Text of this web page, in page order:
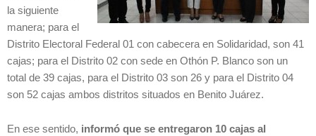
la siguiente
manera; para el
Distrito Electoral Federal 01 con cabecera en Solidaridad, son 41
cajas; para el Distrito 02 con sede en Othón P. Blanco son un
total de 39 cajas, para el Distrito 03 son 26 y para el Distrito 04
son 52 cajas ambos distritos situados en Benito Juárez.
En ese sentido, informó que se entregaron 10 cajas al